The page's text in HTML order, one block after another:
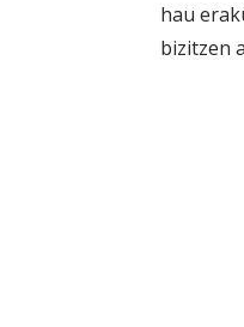
hau
bizitzen